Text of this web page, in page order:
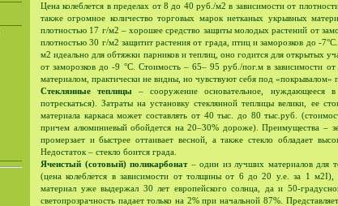
Цена колеблется в пределах от 8 до 40 руб./м2 в зависимости от
также огромное количество торговых марок нетканых укрывных
плотностью 17 г/м2 – хорошее средство защиты молодых растений от
плотностью 30 г/м2 защитит растения от града, птиц и заморозков до -
м2 идеально для обтяжки парников и теплиц, оно годится для открытых
от заморозков до -9 °С. Стоимость – 65– 95 руб./пог.м в зависимости от
материалом, практически не видны, но чувствуют себя под «покрывалом»
Стеклянные теплицы – сооружение основательное, нуждающееся
потрескаться). Затраты на установку стеклянной теплицы велики, ее
материала каркаса может составлять от 40 тыс. до 80 тыс.руб.
причем алюминиевый обойдется на 20–30% дороже). Преимущества –
промерзает и быстрее оттаивает весной, а также стекло обладает
Недостаток – стекло боится града.
Ячеистый (сотовый) поликарбонат– один из лучших материалов для
(цена колеблется в зависимости от толщины от 6 до 20 у.е. за 1 м2І),
материал уже выдержал 30 лет европейского солнца, да и 50-
светопрозрачность падает только на 2% при начальной 87%.